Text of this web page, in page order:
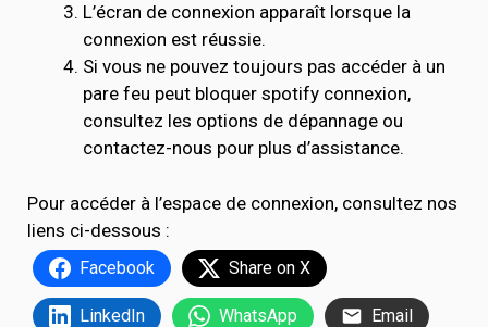
L’écran de connexion apparaît lorsque la
connexion est réussie.
Si vous ne pouvez toujours pas accéder à un
pare feu peut bloquer spotify connexion,
consultez les options de dépannage ou
contactez-nous pour plus d’assistance.
Pour accéder à l’espace de connexion, consultez nos
liens ci-dessous :
Facebook Share on X
LinkedIn WhatsApp Email